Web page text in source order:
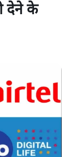
देने के